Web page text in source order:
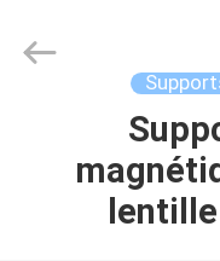
MAISON
PRODUITS
Technology
lentille